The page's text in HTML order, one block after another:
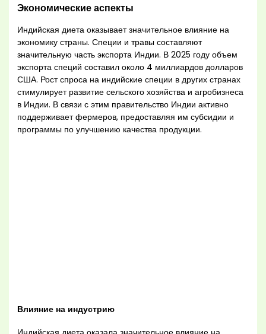
Экономические аспекты
Индийская диета оказывает значительное влияние на
экономику страны. Специи и травы составляют
значительную часть экспорта Индии. В 2025 году объем
экспорта специй составил около 4 миллиардов долларов
США. Рост спроса на индийские специи в других странах
стимулирует развитие сельского хозяйства и агробизнеса
в Индии. В связи с этим правительство Индии активно
поддерживает фермеров, предоставляя им субсидии и
программы по улучшению качества продукции.
Влияние на индустрию